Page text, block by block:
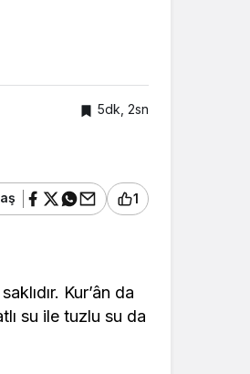
5dk, 2sn
1
Kur’ân da
su ile tuzlu su da